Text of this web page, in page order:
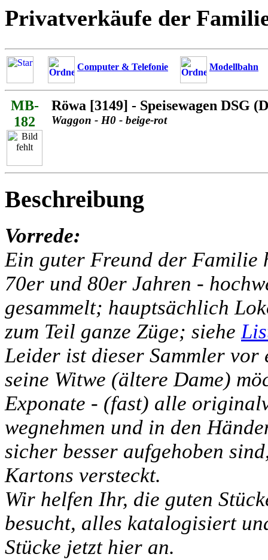
Privatverkäufe der
Computer & Telefonie Modellbahn
MB-
182
Röwa [3149] - Speisewagen DSG
Waggon - H0 - beige-rot
Beschreibung
Vorrede:
Ein guter Freund der
70er und 80er Jahren -
gesammelt; hauptsächlich
zum Teil ganze Züge; siehe
Leider ist dieser Sammler
seine Witwe (ältere Dame)
Exponate - (fast) alle
wegnehmen und in den
sicher besser aufgehoben
Kartons versteckt.
Wir helfen Ihr, die guten
besucht, alles katalogisiert
Stücke jetzt hier an.